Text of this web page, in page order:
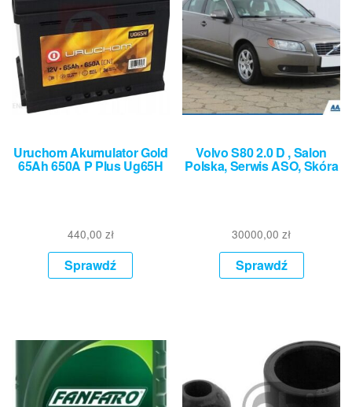
Uruchom Akumulator Gold
65Ah 650A P Plus Ug65H
440,00 zł
Sprawdź
Volvo S80 2.0 D , Salon
Polska, Serwis ASO, Skóra
30000,00zł
Sprawdź